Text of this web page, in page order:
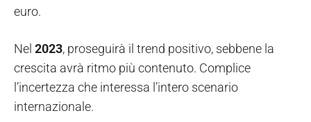
euro.
Nel 2023, proseguirà il trend positivo, sebbene la
crescita avrà ritmo più contenuto. Complice
l’incertezza che interessa l’intero scenario
internazionale.